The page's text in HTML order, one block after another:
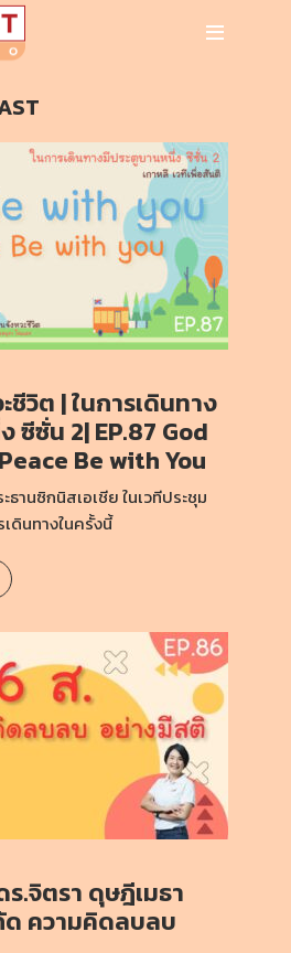
ชีวิต | ในการเดินทาง
ซีซั่น 2| EP.87 God
Be with You
านซิกนิสเอเชีย ในเวทีประชุม
ดินทางในครั้งนี้
.จิตรา ดุษฎีเมธา
ด ความคิดลบลบ